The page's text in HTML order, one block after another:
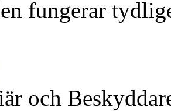
fungerar
och